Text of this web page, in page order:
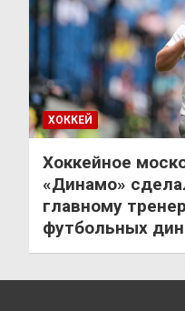
ХОККЕЙ
Хоккейное
«Динамо»
главному
футбольных